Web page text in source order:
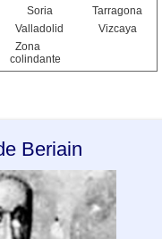
Soria
Tarragona
Valladolid
Vizcaya
Zona
colindante
Beriain